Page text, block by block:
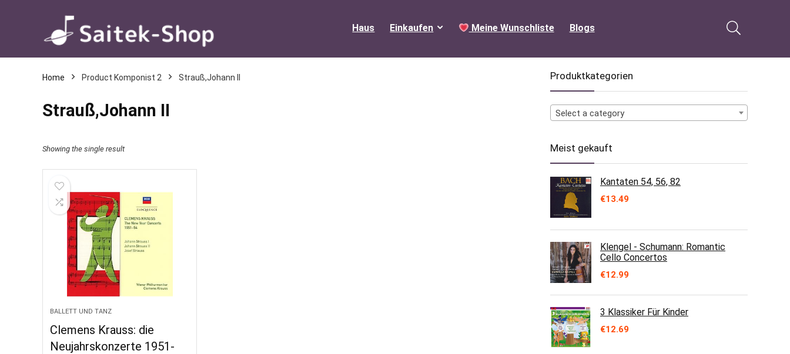
Haus Einkaufen Meine Wunschliste Blogs
Home Product Komponist 2 Strauß,Johann II
Strauß,Johann II
Showing the single result
BALLETT UND TANZ
Clemens Krauss: die
Neujahrskonzerte 1951-
Produktkategorien
Select a category
Meist gekauft
Kantaten 54, 56, 82
€13.49
Klengel - Schumann: Romantic
Cello Concertos
€12.99
3 Klassiker Für Kinder
€12.69